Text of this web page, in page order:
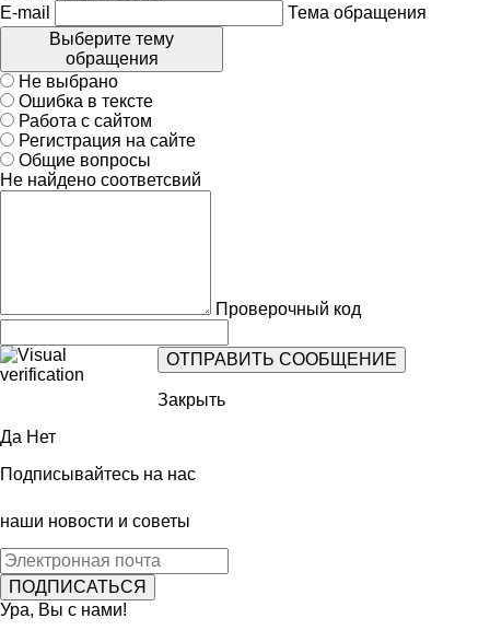
E-mail
Тема обращения
Выберите тему
обращения
Не выбрано
Ошибка в тексте
Работа с сайтом
Регистрация на сайте
Общие вопросы
Не найдено соответсвий
Проверочный код
Закрыть
Да Нет
Подписывайтесь на нас
наши новости и советы
Ура, Вы с нами!